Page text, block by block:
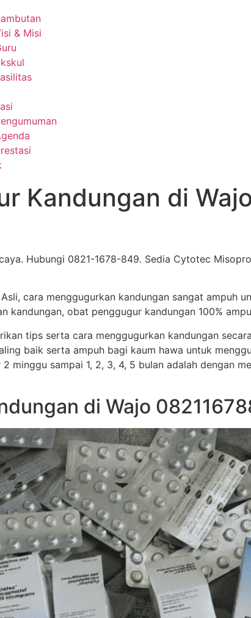
& Misi
Kandungan di
Hubungi 0821-1678-849. Sedia Cytotec
cara menggugurkan kandungan sangat ampuh
kandungan, obat penggugur kandungan 100%
tips serta cara menggugurkan kandungan
baik serta ampuh bagi kaum hawa untuk
minggu sampai 1, 2, 3, 4, 5 bulan adalah dengan
di Wajo